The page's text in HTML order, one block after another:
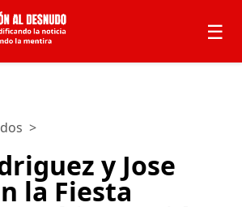
☰
>
y Jose
la Fiesta